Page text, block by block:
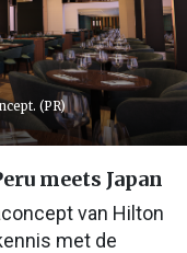
(PR)
meets Japan
van Hilton
met de